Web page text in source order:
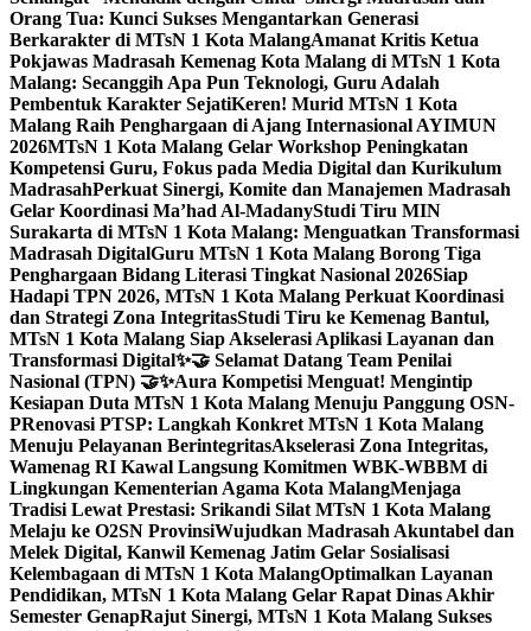
Orang Tua: Kunci Sukses Mengantarkan Generasi
Berkarakter di MTsN 1 Kota MalangAmanat Kritis Ketua
Pokjawas Madrasah Kemenag Kota Malang di MTsN 1 Kota
Malang: Secanggih Apa Pun Teknologi, Guru Adalah
Pembentuk Karakter SejatiKeren! Murid MTsN 1 Kota
Malang Raih Penghargaan di Ajang Internasional AYIMUN
2026MTsN 1 Kota Malang Gelar Workshop Peningkatan
Kompetensi Guru, Fokus pada Media Digital dan Kurikulum
MadrasahPerkuat Sinergi, Komite dan Manajemen Madrasah
Gelar Koordinasi Ma’had Al-MadanyStudi Tiru MIN
Surakarta di MTsN 1 Kota Malang: Menguatkan Transformasi
Madrasah DigitalGuru MTsN 1 Kota Malang Borong Tiga
Penghargaan Bidang Literasi Tingkat Nasional 2026Siap
Hadapi TPN 2026, MTsN 1 Kota Malang Perkuat Koordinasi
dan Strategi Zona IntegritasStudi Tiru ke Kemenag Bantul,
MTsN 1 Kota Malang Siap Akselerasi Aplikasi Layanan dan
Transformasi Digital✨🤝 Selamat Datang Team Penilai
Nasional (TPN) 🤝✨Aura Kompetisi Menguat! Mengintip
Kesiapan Duta MTsN 1 Kota Malang Menuju Panggung OSN-
PRenovasi PTSP: Langkah Konkret MTsN 1 Kota Malang
Menuju Pelayanan BerintegritasAkselerasi Zona Integritas,
Wamenag RI Kawal Langsung Komitmen WBK-WBBM di
Lingkungan Kementerian Agama Kota MalangMenjaga
Tradisi Lewat Prestasi: Srikandi Silat MTsN 1 Kota Malang
Melaju ke O2SN ProvinsiWujudkan Madrasah Akuntabel dan
Melek Digital, Kanwil Kemenag Jatim Gelar Sosialisasi
Kelembagaan di MTsN 1 Kota MalangOptimalkan Layanan
Pendidikan, MTsN 1 Kota Malang Gelar Rapat Dinas Akhir
Semester GenapRajut Sinergi, MTsN 1 Kota Malang Sukses